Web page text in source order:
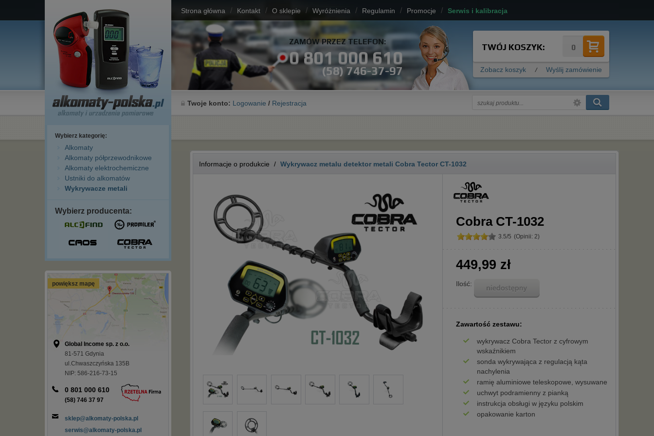
Strona główna / Kontakt / O sklepie / Wyróżnienia / Regulamin / Promocje / Serwis i kalibracja
TWÓJ KOSZYK: 0
Zobacz koszyk / Wyślij zamówienie
ZAMÓW PRZEZ TELEFON:
0 801 000 610
(58) 746-37-97
Twoje konto: Logowanie / Rejestracja
Wybierz kategorię:
Alkomaty
Alkomaty półprzewodnikowe
Alkomaty elektrochemiczne
Ustniki do alkomatów
Wykrywacze metali
Wybierz producenta:
powiększ mapę
Global Income sp. z o.o.
81-571 Gdynia
ul.Chwaszczyńska 135B
NIP: 586-216-73-15
0 801 000 610
(58) 746 37 97
sklep@alkomaty-polska.pl
serwis@alkomaty-polska.pl
Informacje o produkcie / Wykrywacz metalu detektor metali Cobra Tector CT-1032
Cobra CT-1032
3.5/5 (Opinii: 2)
449,99 zł
Ilość:
Zawartość zestawu:
wykrywacz Cobra Tector z cyfrowym
wskaźnikiem
sonda wykrywająca z regulacją kąta
nachylenia
ramię aluminiowe teleskopowe, wysuwane
uchwyt podramienny z pianką
instrukcja obsługi w języku polskim
opakowanie karton